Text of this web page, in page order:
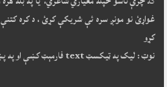
غواړئ نو مونږ سره ئې شريکې کړئ ، د کره
کړو
نوټ : ليک په ټيکسټ text فارمېټ کښې او په پښټو کښې پکار دے